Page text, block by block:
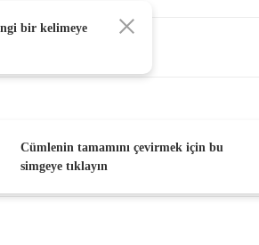
bir kelimeye
Cümlenin tamamını çevirmek için bu
simgeye tıklayın